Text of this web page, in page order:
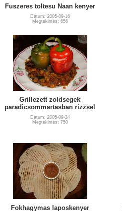
Fuszeres toltesu Naan kenyer
Dátum: 2005-09-16
Megtekintés: 656
Grillezett zoldsegek
paradicsommartasban rizzsel
Dátum: 2005-09-24
Megtekintés: 750
Fokhagymas laposkenyer